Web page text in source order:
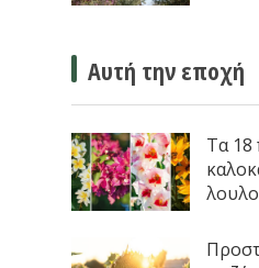
Αυτή την εποχή
Τα 18